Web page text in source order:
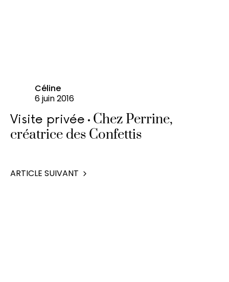
Céline
6 juin 2016
Visite privée
Chez Perrine,
créatrice des Confettis
ARTICLE SUIVANT